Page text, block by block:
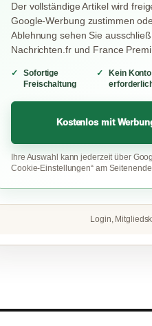
Der vollständige Artikel wird
Google-Werbung zustimmen
Ablehnung sehen Sie
Nachrichten.fr und France
Sofortige
Freischaltung
Kein Konto
Kostenlos mit
Ihre Auswahl kann jederzeit über
Cookie-Einstellungen“ am
Login,